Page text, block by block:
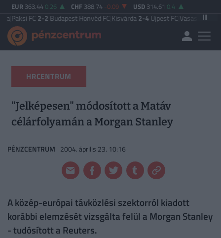
EUR 363.44 0.26 CHF 388.74 -0.09 USD 314.61 0.4
2-2Budapest Honvéd FC|Kisvárda2-4Újpest FCVasas FC 5-0
HRCENTRUM
"Jelképesen" módosított a Matáv
célárfolyamán a Morgan Stanley
PÉNZCENTRUM 2004. április 23. 10:16
A közép-európai távközlési szektorról kiadott
korábbi elemzését vizsgálta felül a Morgan Stanley
- tudósított a Reuters.